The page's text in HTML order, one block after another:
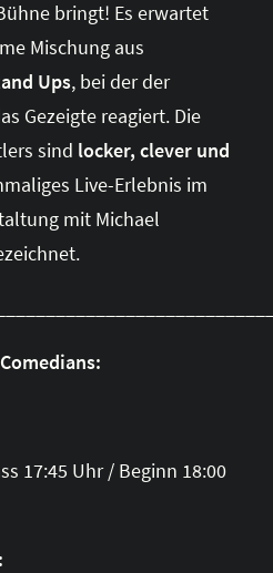
bringt! Es erwartet
Mischung aus
Ups, bei der der
Gezeigte reagiert. Die
sind locker, clever und
Live-Erlebnis im
mit Michael
17:45 Uhr / Beginn 18:00